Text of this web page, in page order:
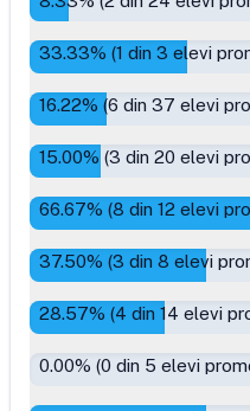
33.33% (1 din 3 elevi
16.22% (6 din 37 elevi
15.00% (3 din 20 elevi
66.67% (8 din 12 elevi
37.50% (3 din 8 elevi
28.57% (4 din 14 elevi
0.00% (0 din 5 elevi